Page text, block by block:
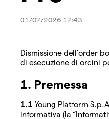
01/07/2026 17:43
Dismissione dell’order
di esecuzione di ordini
1. Premessa
1.1 Young Platform
informativa (la